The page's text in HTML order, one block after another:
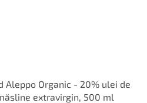
Aleppo Organic - 20% ulei de
extravirgin, 500 ml